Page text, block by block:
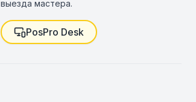
выезда мастера.
PosPro Desk